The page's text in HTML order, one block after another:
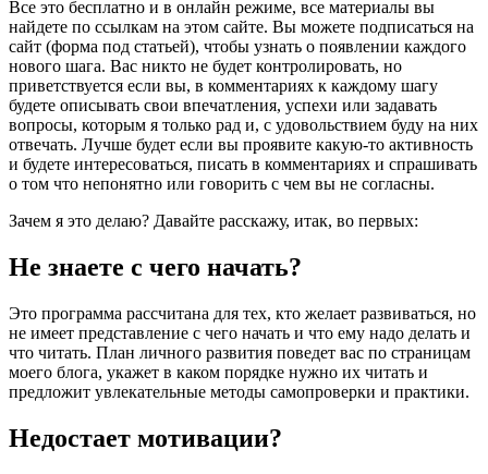
Все это бесплатно и в онлайн режиме, все материалы вы
найдете по ссылкам на этом сайте. Вы можете подписаться на
сайт (форма под статьей), чтобы узнать о появлении каждого
нового шага. Вас никто не будет контролировать, но
приветствуется если вы, в комментариях к каждому шагу
будете описывать свои впечатления, успехи или задавать
вопросы, которым я только рад и, с удовольствием буду на них
отвечать. Лучше будет если вы проявите какую-то активность
и будете интересоваться, писать в комментариях и спрашивать
о том что непонятно или говорить с чем вы не согласны.
Зачем я это делаю? Давайте расскажу, итак, во первых:
Не знаете с чего начать?
Это программа рассчитана для тех, кто желает развиваться, но
не имеет представление с чего начать и что ему надо делать и
что читать. План личного развития поведет вас по страницам
моего блога, укажет в каком порядке нужно их читать и
предложит увлекательные методы самопроверки и практики.
Недостает мотивации?